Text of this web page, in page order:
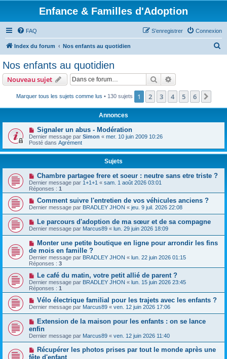
Enfance & Familles d'Adoption
FAQ Connexion
S’enregistrer
Index du forum Nos enfants au quotidien
r
Nos enfants au quotidien
Nouveau sujet Rechercher
Marquer tous les sujets comme lus • 130 sujets 1 2 3 4 5 6
Annonces
Signaler un abus - Modération
Dernier message par Simon « mer. 10 juin 2009 10:26
Posté dans Agrément
Sujets
Chambre partagee frere et soeur : neutre sans etre triste ?
Dernier message par 1+1+1 « sam. 1 août 2026 03:01
Réponses : 1
Comment suivre l'entretien de vos véhicules anciens ?
Dernier message par BRADLEY JHON « jeu. 9 juil. 2026 22:08
Le parcours d'adoption de ma sœur et de sa compagne
Dernier message par Marcus89 « lun. 29 juin 2026 18:09
Monter une petite boutique en ligne pour arrondir les fins
de mois en famille ?
Dernier message par BRADLEY JHON « lun. 22 juin 2026 01:15
Réponses : 3
Le café du matin, votre petit allié de parent ?
Dernier message par BRADLEY JHON « lun. 15 juin 2026 23:45
Réponses : 1
Vélo électrique familial pour les trajets avec les enfants ?
Dernier message par Marcus89 « ven. 12 juin 2026 17:06
Extension de la maison pour les enfants : on se lance
enfin
Dernier message par Marcus89 « ven. 12 juin 2026 11:40
Récupérer les photos prises par tout le monde après une
fête d'enfant